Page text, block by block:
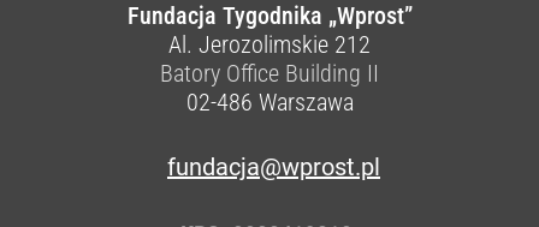
Fundacja Tygodnika „Wprost”
Al. Jerozolimskie 212
Batory Office Building II
02-486 Warszawa
fundacja@wprost.pl